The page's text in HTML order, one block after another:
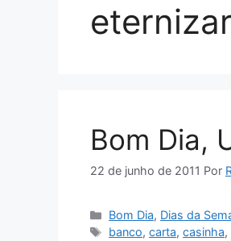
eternizar
Bom Dia,
22 de junho de 2011 Por
Categorias
Bom Dia, Dias da
Tags
banco,carta,casinha,